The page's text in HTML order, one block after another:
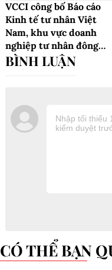
VCCI công bố Báo cáo
Kinh tế tư nhân Việt
Nam, khu vực doanh
nghiệp tư nhân đông
nhưng chưa mạnh
CÓ THỂ BẠN